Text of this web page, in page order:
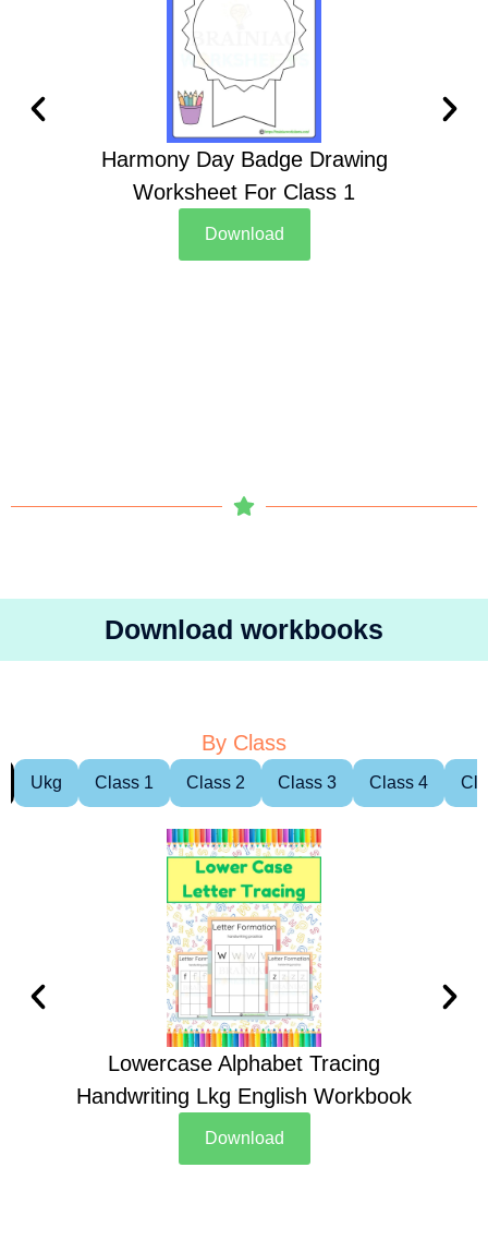
Harmony Day Badge Drawing
Worksheet For Class 1
Download
Download workbooks
By Class
Ukg Class 1 Class 2 Class 3 Class 4
Lowercase Alphabet Tracing
Handwriting Lkg English Workbook
Download